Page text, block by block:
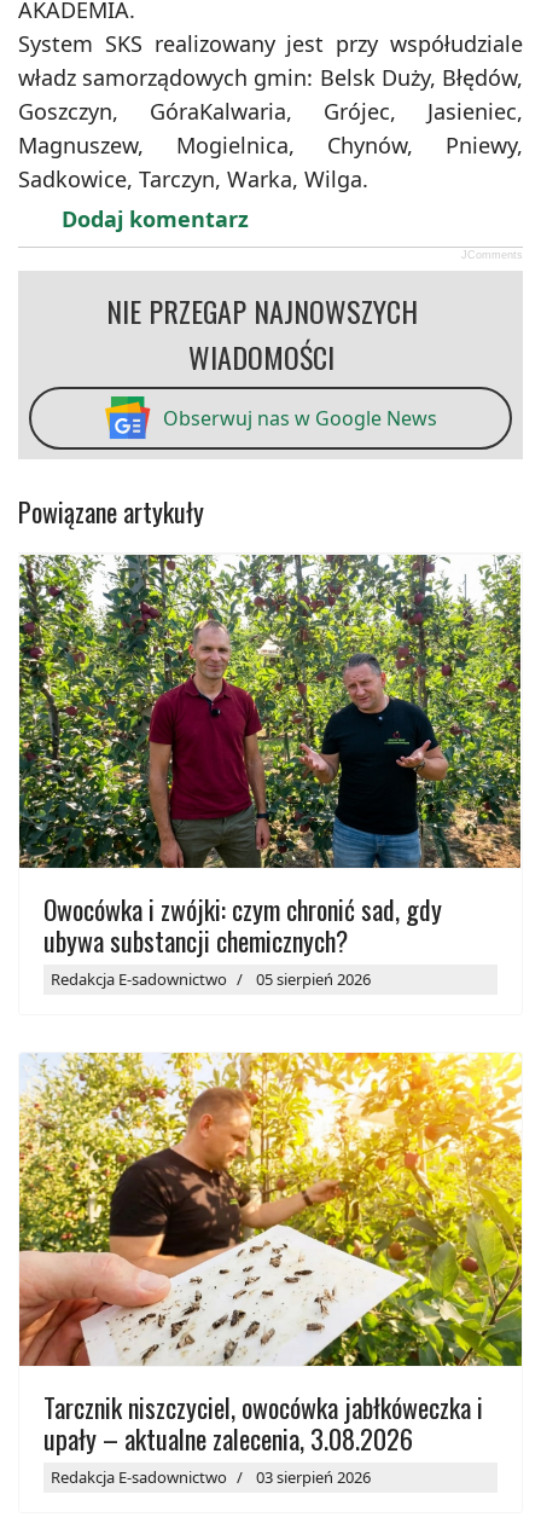
AKADEMIA.
System SKS realizowany jest przy współudziale
władz samorządowych gmin: Belsk Duży, Błędów,
Goszczyn, GóraKalwaria, Grójec, Jasieniec,
Magnuszew, Mogielnica, Chynów, Pniewy,
Sadkowice, Tarczyn, Warka, Wilga.
Dodaj komentarz
JComments
NIE PRZEGAP NAJNOWSZYCH
WIADOMOŚCI
Obserwuj nas w Google News
Powiązane artykuły
Owocówka i zwójki: czym chronić sad, gdy
ubywa substancji chemicznych?
Redakcja E-sadownictwo 05 sierpień 2026
Tarcznik niszczyciel, owocówka jabłkóweczka i
upały – aktualne zalecenia, 3.08.2026
Redakcja E-sadownictwo 03 sierpień 2026